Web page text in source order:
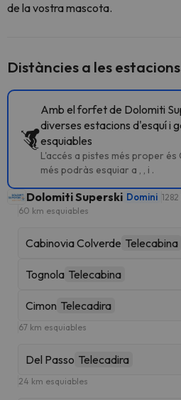
de la vostra mascota.
Distàncies a les
Amb el forfet de Dolomiti
diverses estacions d'esquí i
esquiables
L'accés a pistes més proper
més podràs esquiar a , , i .
Dolomiti Superski Domini
60 km esquiables
Cabinovia Colverde Telecabina
Tognola Telecabina
Cimon Telecadira
67 km esquiables
Del Passo Telecadira
24 km esquiables